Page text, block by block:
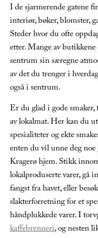
I de sjarmerende gatene
interiør, bøker, blomster,
Steder hvor du ofte
etter. Mange av
sentrum sin særegne
av det du trenger i
også i sentrum.
Er du glad i gode
av lokalmat. Her kan du
spesialiteter og ekte
enten du vil unne deg
Kragerø hjem. Stikk
lokalproduserte varer, gå
fangst fra havet, eller besøk
slakterforretning for et
håndplukkede varer. I
kaffebrenneri, og nesten